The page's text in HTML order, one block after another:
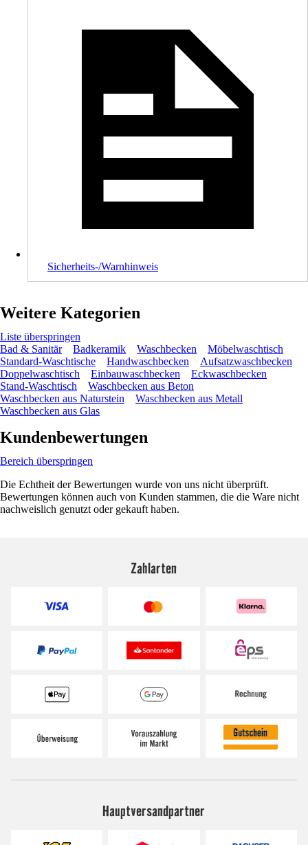
Sicherheits-/Warnhinweis
Weitere Kategorien
Liste überspringen
Bad & Sanitär
Badkeramik Waschbecken
Möbelwaschtisch
Standard-Waschtische
Handwaschbecken
Aufsatzwaschbecken
Doppelwaschtisch
Einbauwaschbecken
Eckwaschbecken
Stand-Waschtisch
Waschbecken aus Beton
Waschbecken aus Naturstein
Waschbecken aus Metall
Waschbecken aus Glas
Kundenbewertungen
Bereich überspringen
Die Echtheit der Bewertungen wurde von uns nicht überprüft.
Bewertungen können auch von Kunden stammen, die die Ware nicht
nachweislich genutzt oder gekauft haben.
Zahlarten
Hauptversandpartner